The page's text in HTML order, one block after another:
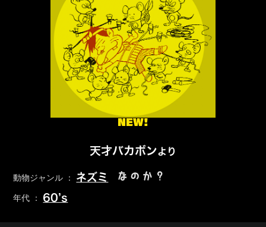
NEW!
天才バカボンより
動物ジャンル ： ネズミ なのか？
年代 ： 60’s